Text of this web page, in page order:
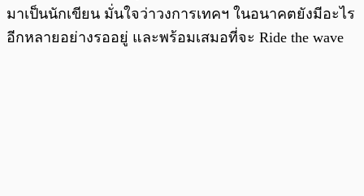
มาเป็นนักเขียน มั่นใจว่าวงการเทคฯ ในอนาคตยังมีอะไร
อีกหลายอย่างรออยู่ และพร้อมเสมอที่จะ Ride the wave